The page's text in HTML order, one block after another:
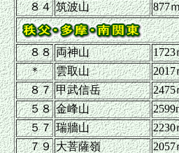
８４ 筑波山 877
８８ 両神山
1723
＊
雲取山
2017
８７ 甲武信岳
2475
５８ 金峰山
５７ 瑞牆山
2230
７９ 大菩薩嶺
2057